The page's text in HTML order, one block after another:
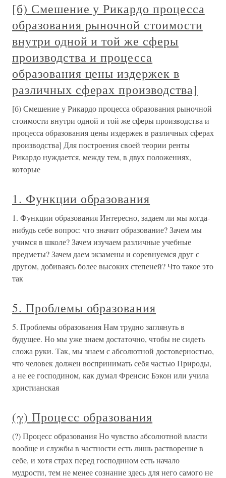
[б) Смешение у Рикардо процесса
образования рыночной стоимости
внутри одной и той же сферы
производства и процесса
образования цены издержек в
различных сферах производства]
[б) Смешение у Рикардо процесса образования рыночной
стоимости внутри одной и той же сферы производства и
процесса образования цены издержек в различных сферах
производства] Для построения своей теории ренты
Рикардо нуждается, между тем, в двух положениях,
которые
1. Функции образования
1. Функции образования Интересно, задаем ли мы когда-
нибудь себе вопрос: что значит образование? Зачем мы
учимся в школе? Зачем изучаем различные учебные
предметы? Зачем даем экзамены и соревнуемся друг с
другом, добиваясь более высоких степеней? Что такое это
так
5. Проблемы образования
5. Проблемы образования Нам трудно заглянуть в
будущее. Но мы уже знаем достаточно, чтобы не сидеть
сложа руки. Так, мы знаем с абсолютной достоверностью,
что человек должен воспринимать себя частью Природы,
а не ее господином, как думал Френсис Бэкон или учила
христианская
(γ) Процесс образования
(?) Процесс образования Но чувство абсолютной власти
вообще и службы в частности есть лишь растворение в
себе, и хотя страх перед господином есть начало
мудрости, тем не менее сознание здесь для него самого не